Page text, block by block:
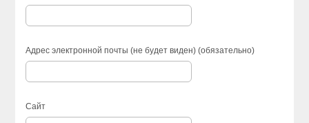
Адрес электронной почты (не будет виден) (обязательно)
Сайт